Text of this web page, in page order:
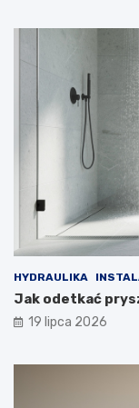
HYDRAULIKA
Jak odetkać
19 lipca 2026